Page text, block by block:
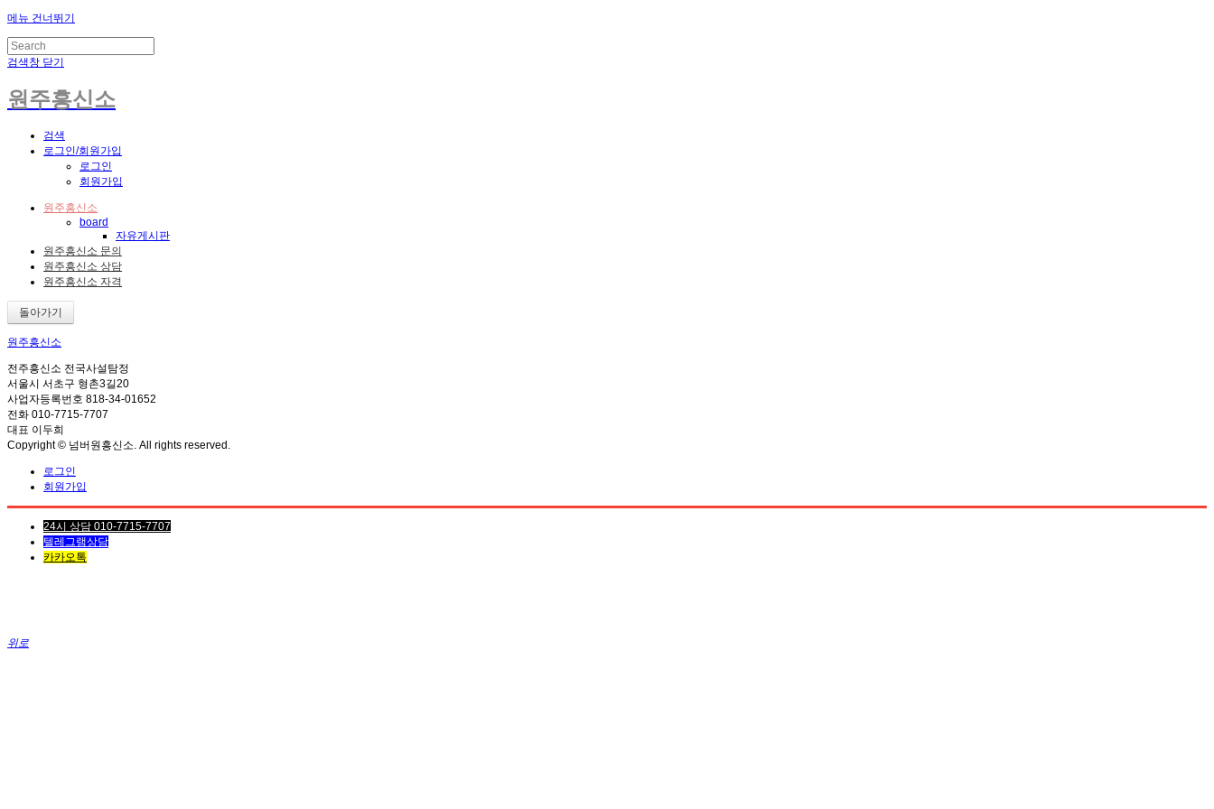
메뉴 건너뛰기
검색창 닫기
원주흥신소
검색
로그인/회원가입
로그인
회원가입
원주흥신소
board
자유게시판
원주흥신소 문의
원주흥신소 상담
원주흥신소 자격
돌아가기
원주흥신소
전주흥신소 전국사설탐정
서울시 서초구 형촌3길20
사업자등록번호 818-34-01652
전화 010-7715-7707
대표 이두희
Copyright © 넘버원흥신소. All rights reserved.
로그인
회원가입
24시 상담 010-7715-7707
텔레그램상담
카카오톡
위로